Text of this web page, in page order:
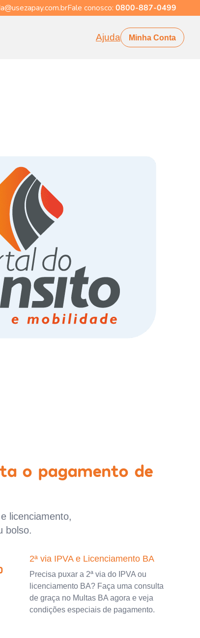
Fale conosco: 0800-887-0499
Ajuda Minha Conta
o pagamento de
licenciamento,
bolso.
2ª via IPVA e Licenciamento BA
Precisa puxar a 2ª via do IPVA ou
licenciamento BA? Faça uma consulta
de graça no Multas BA agora e veja
condições especiais de pagamento.